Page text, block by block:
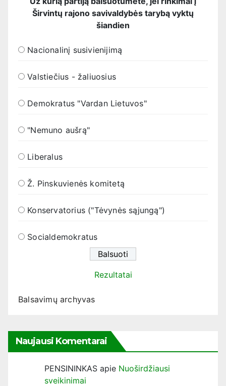
Širvintų rajono savivaldybės tarybą vyktų
šiandien
Nacionalinį susivienijimą
Valstiečius - žaliuosius
Demokratus "Vardan Lietuvos"
"Nemuno aušrą"
Liberalus
Ž. Pinskuvienės komitetą
Konservatorius ("Tėvynės sąjungą")
Socialdemokratus
Rezultatai
Balsavimų archyvas
Naujausi Komentarai
PENSININKAS apie Nuoširdžiausi
sveikinimai